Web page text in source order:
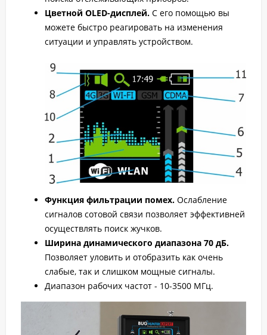
Цветной OLED-дисплей. С его помощью вы
можете быстро реагировать на изменения
ситуации и управлять устройством.
Функция фильтрации помех. Ослабление
сигналов сотовой связи позволяет эффективней
осуществлять поиск жучков.
Ширина динамического диапазона 70 дБ.
Позволяет уловить и отобразить как очень
слабые, так и слишком мощные сигналы.
Диапазон рабочих частот - 10-3500 МГц.